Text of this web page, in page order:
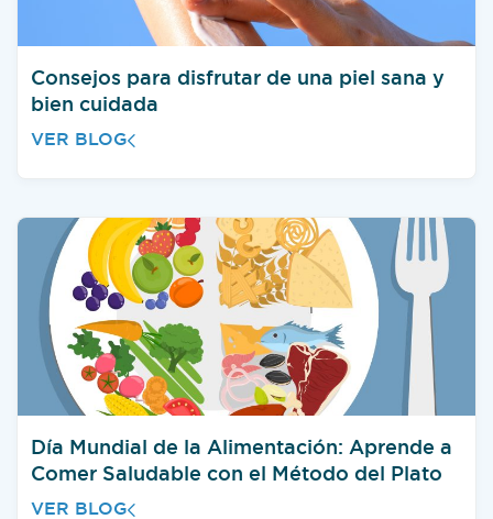
Consejos para disfrutar de una piel sana y
bien cuidada
VER BLOG
Día Mundial de la Alimentación: Aprende a
Comer Saludable con el Método del Plato
VER BLOG